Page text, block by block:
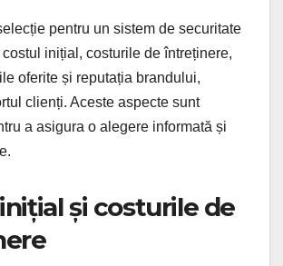
pentru un sistem de securitate
inițial, costurile de întreținere,
oferite și reputația brandului,
clienți. Aceste aspecte sunt
a asigura o alegere informată și
și costurile de